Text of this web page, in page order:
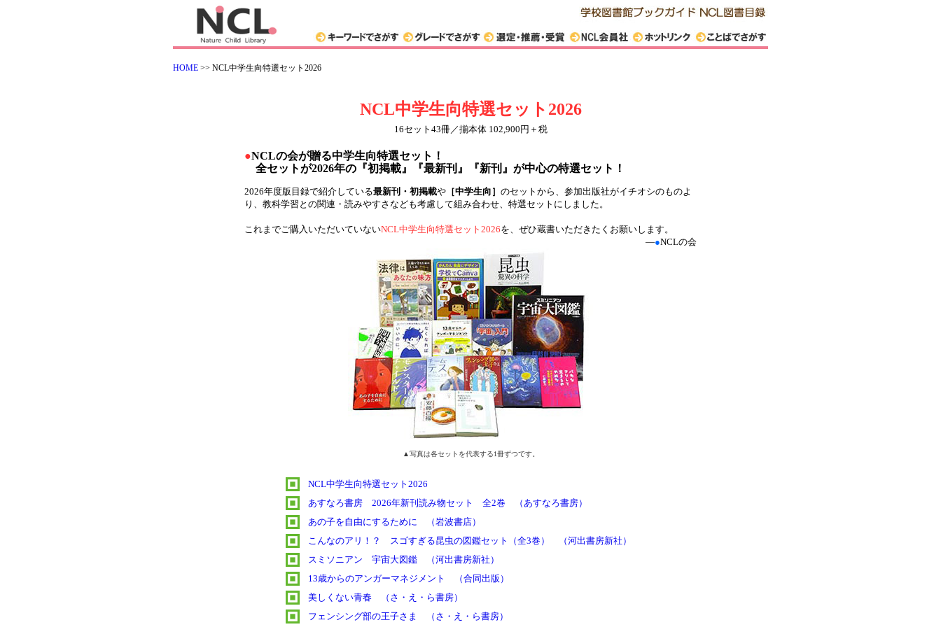
HOME >> NCL中学生向特選セット2026
NCL中学生向特選セット2026
16セット43冊／揃本体 102,900円＋税
●NCLの会が贈る中学生向特選セット！
全セットが2026年の『初掲載』『最新刊』『新刊』が中心の特選セット！
2026年度版目録で紹介している最新刊・初掲載や ［中学生向］ のセットから、参加出版社がイチオシのものよ
り、教科学習との関連・読みやすさなども考慮して組み合わせ、特選セットにしました。
これまでご購入いただいていないNCL中学生向特選セット2026を、ぜひ蔵書いただきたくお願いします。
―●NCLの会
▲写真は各セットを代表する1冊ずつです。
NCL中学生向特選セット2026
あすなろ書房 2026年新刊読み物セット 全2巻 （あすなろ書房）
あの子を自由にするために （岩波書店）
こんなのアリ！？ スゴすぎる昆虫の図鑑セット（全3巻） （河出書房新社）
スミソニアン 宇宙大図鑑 （河出書房新社）
13歳からのアンガーマネジメント （合同出版）
美しくない青春 （さ・え・ら書房）
フェンシング部の王子さま （さ・え・ら書房）